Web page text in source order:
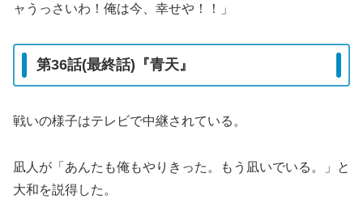
ャうっさいわ！俺は今、幸せや！！」
第36話(最終話)『青天』
戦いの様子はテレビで中継されている。
凪人が「あんたも俺もやりきった。もう凪いでいる。」と
大和を説得した。